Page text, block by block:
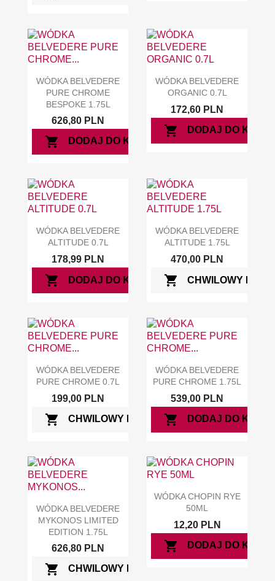
WÓDKA BELVEDERE
PURE CHROME
BESPOKE 1.75L
626,80 PLN
shopping_cart DODAJ DO KOSZYKA
WÓDKA BELVEDERE
ORGANIC 0.7L
172,60 PLN
shopping_cart DODAJ DO
WÓDKA BELVEDERE
ALTITUDE 0.7L
178,99 PLN
shopping_cart DODAJ DO KOSZYKA
WÓDKA BELVEDERE
ALTITUDE 1.75L
470,00 PLN
shopping_cart CHWILOWY BRAK
WÓDKA BELVEDERE
PURE CHROME 0.7L
199,00 PLN
shopping_cart CHWILOWY BRAK
WÓDKA BELVEDERE
PURE CHROME 1.75L
539,00 PLN
shopping_cart DODAJ DO
WÓDKA BELVEDERE
MYKONOS LIMITED
EDITION 1.75L
626,80 PLN
shopping_cart CHWILOWY BRAK
WÓDKA CHOPIN RYE
50ML
12,20 PLN
shopping_cart DODAJ DO